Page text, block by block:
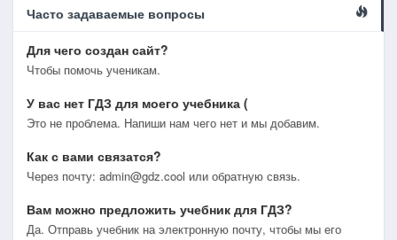
Часто задаваемые вопросы
Для чего создан сайт?
Чтобы помочь ученикам.
У вас нет ГДЗ для моего учебника (
Это не проблема. Напиши нам чего нет и мы добавим.
Как с вами связатся?
Через почту: admin@gdz.cool или обратную связь.
Вам можно предложить учебник для ГДЗ?
Да. Отправь учебник на электронную почту, чтобы мы его